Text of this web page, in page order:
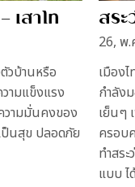
เสาโท
วบ้านหรือ
ามแข็งแรง
ามมั่นคงของ
ป็นสุข ปลอดภัย
สระ
26, พ.
เมือง
กำลัง
เย็นๆ
ครอบ
ทำสร
แบบ ไ